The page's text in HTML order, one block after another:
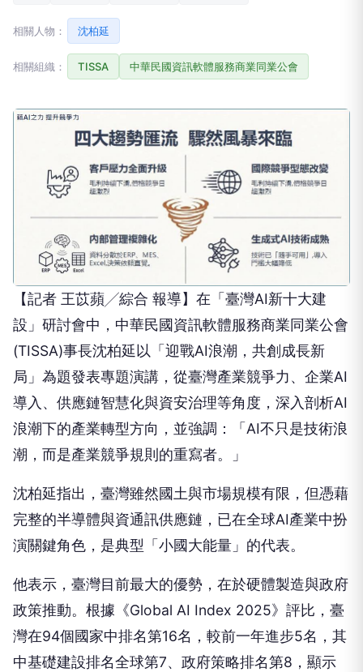
相關人物： 沈柏延
相關組織： TISSA 中華民國資訊軟體服務商業同業公會
【記者 王苡蘋╱綜合 報導】在「臺灣AI新十大建
設」研討會中，中華民國資訊軟體服務商業同業公會
(TISSA)事長沈柏延以「迎戰AI浪潮，共創成長新
局」為題發表專題演講，從臺灣產業競爭力、企業AI
導入、供應鏈智慧化與資安治理等角度，深入剖析AI
浪潮下的產業轉型方向，並強調：「AI不只是技術浪
潮，而是產業競爭規則的重寫者。」
沈柏延指出，臺灣雖然國土與市場規模有限，但憑藉
完整的半導體與資通訊供應鏈，已在全球AI產業中扮
演關鍵角色，是典型「小國大能量」的代表。
他表示，臺灣目前最大的優勢，在於硬體製造與政府
政策推動。根據《Global AI Index 2025》評比，臺
灣在94個國家中排名第16名，較前一年進步5名，其
中基礎建設排名全球第7、政府策略排名第8，顯示